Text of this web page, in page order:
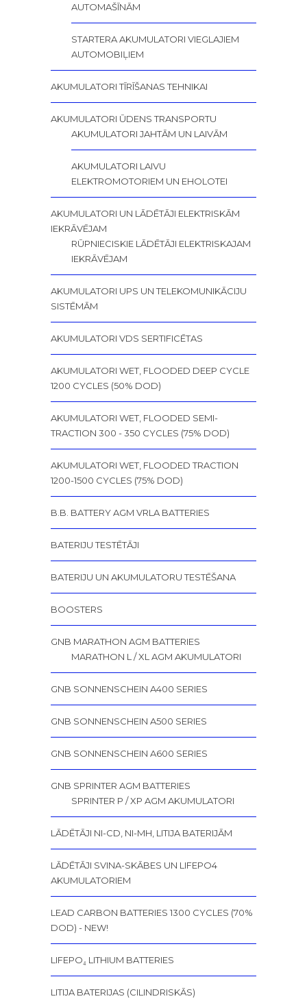
AUTOMAŠĪNĀM
STARTERA AKUMULATORI VIEGLAJIEM
AUTOMOBIĻIEM
AKUMULATORI TĪRĪŠANAS TEHNIKAI
AKUMULATORI ŪDENS TRANSPORTU
AKUMULATORI JAHTĀM UN LAIVĀM
AKUMULATORI LAIVU
ELEKTROMOTORIEM UN EHOLOTEI
AKUMULATORI UN LĀDĒTĀJI ELEKTRISKĀM
IEKRĀVĒJAM
RŪPNIECISKIE LĀDĒTĀJI ELEKTRISKAJAM
IEKRĀVĒJAM
AKUMULATORI UPS UN TELEKOMUNIKĀCIJU
SISTĒMĀM
AKUMULATORI VDS SERTIFICĒTAS
AKUMULATORI WET, FLOODED DEEP CYCLE
1200 CYCLES (50% DOD)
AKUMULATORI WET, FLOODED SEMI-
TRACTION 300 - 350 CYCLES (75% DOD)
AKUMULATORI WET, FLOODED TRACTION
1200-1500 CYCLES (75% DOD)
B.B. BATTERY AGM VRLA BATTERIES
BATERIJU TESTĒTĀJI
BATERIJU UN AKUMULATORU TESTĒŠANA
BOOSTERS
GNB MARATHON AGM BATTERIES
MARATHON L / XL AGM AKUMULATORI
GNB SONNENSCHEIN A400 SERIES
GNB SONNENSCHEIN A500 SERIES
GNB SONNENSCHEIN A600 SERIES
GNB SPRINTER AGM BATTERIES
SPRINTER P / XP AGM AKUMULATORI
LĀDĒTĀJI NI-CD, NI-MH, LITIJA BATERIJĀM
LĀDĒTĀJI SVINA-SKĀBES UN LIFEPO4
AKUMULATORIEM
LEAD CARBON BATTERIES 1300 CYCLES (70%
DOD) - NEW!
LIFEPO₄ LITHIUM BATTERIES
LITIJA BATERIJAS (CILINDRISKĀS)